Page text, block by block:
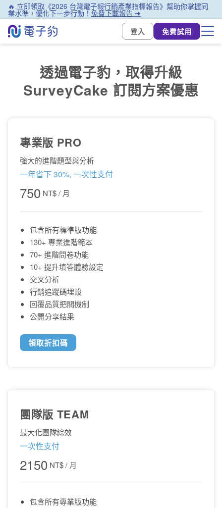
🔥 立即領取《2026 台灣電子報行銷產業指標報告》幫助你掌握同
業水準，優化下一步行動！免費下載報告 ➜
登入
免費試用
透過電子豹，取得升級
SurveyCake 訂閱方案優惠
專業版 PRO
強大的進階題型與分析
一年省下 30%, 一次性支付
750 NT$/ 月
包含所有標準版功能
130+ 專業進階範本
70+ 進階問卷功能
10+ 提升填答體驗設定
交叉分析
行銷追蹤碼埋設
回覆品質把關機制
公開分享結果
領取折扣碼
團隊版 TEAM
最大化團隊綜效
一次性支付
2150 NT$/ 月
包含所有專業版功能